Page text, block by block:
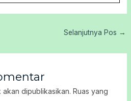
Selanjutnya Pos →
akan dipublikasikan. Ruas yang